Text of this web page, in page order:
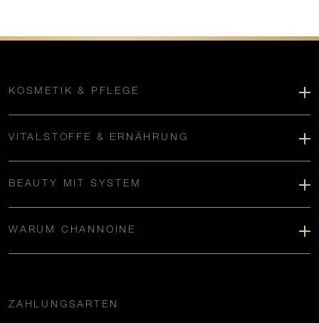
KOSMETIK & PFLEGE
VITALSTOFFE & ERNÄHRUNG
BEAUTY MIT SYSTEM
WARUM CHANNOINE
ZAHLUNGSARTEN